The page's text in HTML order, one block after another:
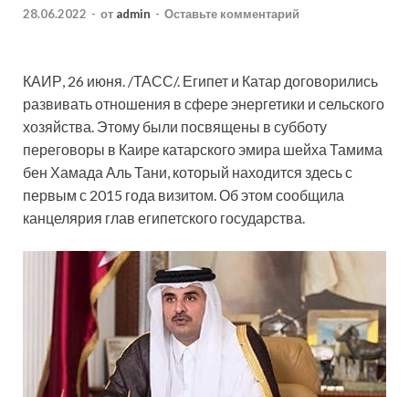
28.06.2022 - от admin - Оставьте комментарий
КАИР, 26 июня. /ТАСС/. Египет и Катар договорились
развивать отношения в сфере энергетики и сельского
хозяйства. Этому были посвящены в субботу
переговоры в Каире катарского эмира шейха Тамима
бен Хамада Аль Тани, который находится здесь с
первым с 2015 года визитом. Об этом сообщила
канцелярия глав египетского государства.